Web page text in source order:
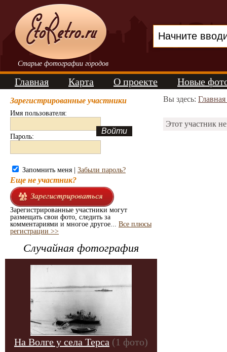
Старые фотографии городов
Главная Карта О проекте Новые
Зарегистрированные участники
Имя пользователя:
Пароль:
Запомнить меня | Забыли пароль?
Еще не участник?
Зарегистрированные участники могут
размещать свои фото, следить за
комментариями и многое другое... Все плюсы
регистрации >>
Случайная фотография
На Волге у села Терса (1 фото)
Вы здесь:
Этот участник